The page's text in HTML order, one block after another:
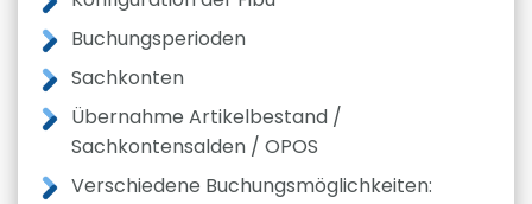
Buchungsperioden
Sachkonten
Übernahme Artikelbestand /
Sachkontensalden / OPOS
Verschiedene Buchungsmöglichkeiten: